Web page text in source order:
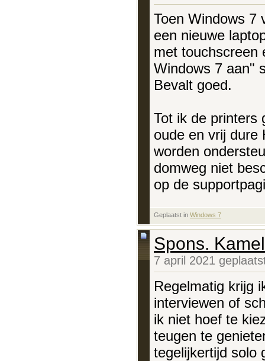
Toen Windows 7
een nieuwe
met touchscreen
Windows 7 aan"
Bevalt goed.
Tot ik de printers
oude en vrij dure
worden
domweg niet
op de
Geplaatst in Windows 7
Spons.
7 april 2021
Regelmatig krijg
interviewen of
ik niet hoef te
teugen te
tegelijkertijd solo